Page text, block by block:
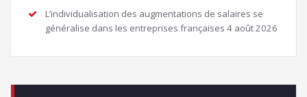
L’individualisation des augmentations de salaires se
généralise dans les entreprises françaises 4 août 2026